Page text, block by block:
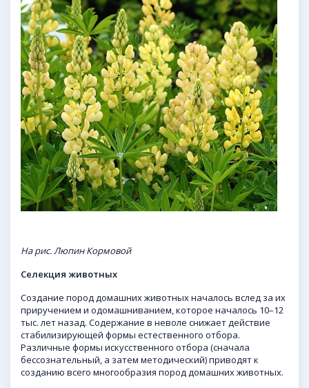
На рис. Люпин Кормовой
Селекция животных
Создание пород домашних животных началось вслед за их
приручением и одомашниванием, которое началось 10–12
тыс. лет назад. Содержание в неволе снижает действие
стабилизирующей формы естественного отбора.
Различные формы искусственного отбора (сначала
бессознательный, а затем методический) приводят к
созданию всего многообразия пород домашних животных.